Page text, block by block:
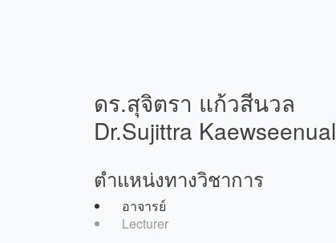
ดร.สุจิตรา แก้วสีนวล
Dr.Sujittra Kaewseenual
ตำแหน่งทางวิชาการ
อาจารย์
Lecturer